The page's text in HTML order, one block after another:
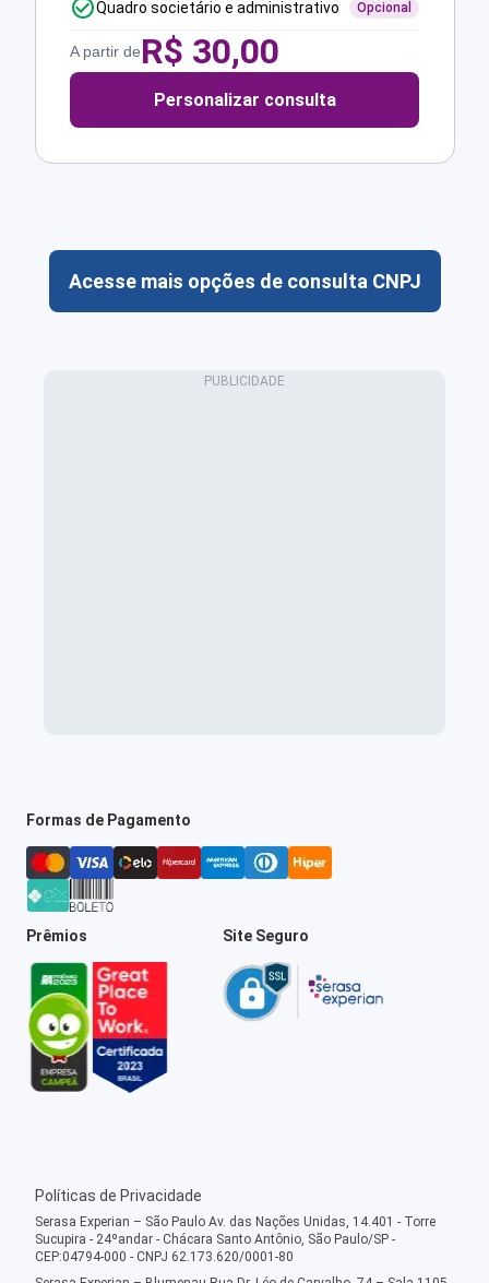
Quadro societário e administrativo Opcional
A partir deR$ 30,00
Personalizar consulta
Acesse mais opções de consulta CNPJ
Formas de Pagamento
Prêmios Site Seguro
Políticas de Privacidade
Serasa Experian – São Paulo Av. das Nações Unidas, 14.401 - Torre
Sucupira - 24ºandar - Chácara Santo Antônio, São Paulo/SP -
CEP:04794-000 - CNPJ 62.173.620/0001-80